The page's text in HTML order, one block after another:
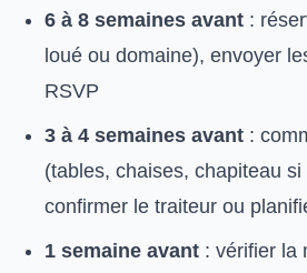
6 à 8 semaines avant :
loué ou domaine), envoyer
RSVP
3 à 4 semaines avant :
(tables, chaises, chapiteau
confirmer le traiteur ou
1 semaine avant : vérifier la